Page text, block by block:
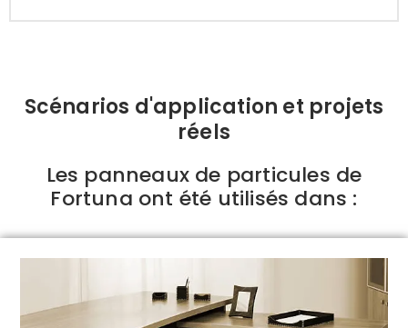
Scénarios d'application et projets
réels
Les panneaux de particules de
Fortuna ont été utilisés dans :